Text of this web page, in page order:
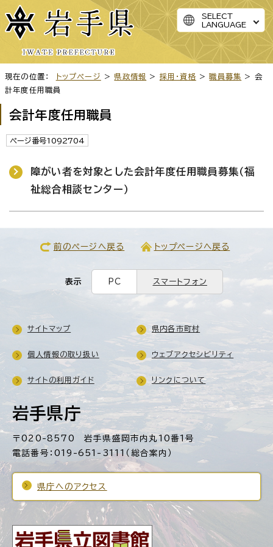
SELECT
LANGUAGE
現在の位置： トップページ > 県政情報 > 採用・資格 >職員募集 > 会
計年度任用職員
会計年度任用職員
ページ番号1092704
障がい者を対象とした会計年度任用職員募集（福
祉総合相談センター）
前のページへ戻る トップページへ戻る
表示 PC スマートフォン
岩手県庁
〒020-8570 岩手県盛岡市内丸10番1号
電話番号：019-651-3111（総合案内）
県庁へのアクセス
サイトマップ 県内各市町村
個人情報の取り扱い ウェブアクセシビリティ
サイトの利用ガイド リンクについて